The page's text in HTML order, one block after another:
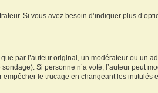
Si vous avez besoin d’indiquer plus
par l’auteur original, un modérateur ou un
Si personne n’a voté, l’auteur peut
le trucage en changeant les intitulés